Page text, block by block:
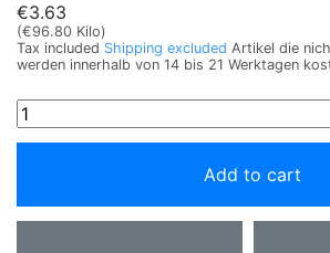
€3.63
(€96.80 Kilo)
Tax included Shipping excluded Artikel die
werden innerhalb von 14 bis 21 Werktagen
Add to cart